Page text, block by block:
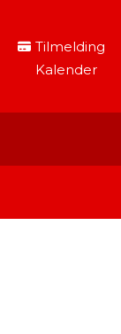
Tilmelding
Kalender